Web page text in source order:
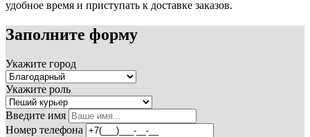
удобное время и приступать к доставке заказов.
Заполните форму
Укажите город
Укажите роль
Введите имя
Номер телефона